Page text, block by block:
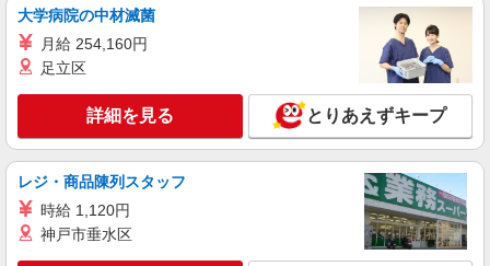
大学病院の中材滅菌
月給 254,160円
足立区
詳細を見る とりあえずキープ
レジ・商品陳列スタッフ
時給 1,120円
神戸市垂水区